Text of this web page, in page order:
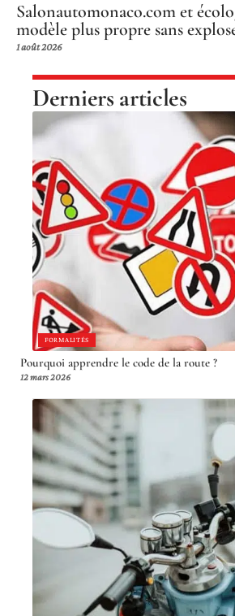
Salonautomonaco.com et
modèle plus propre sans
1 août 2026
Derniers articles
FORMALITÉS
Pourquoi apprendre le code de la route ?
12 mars 2026